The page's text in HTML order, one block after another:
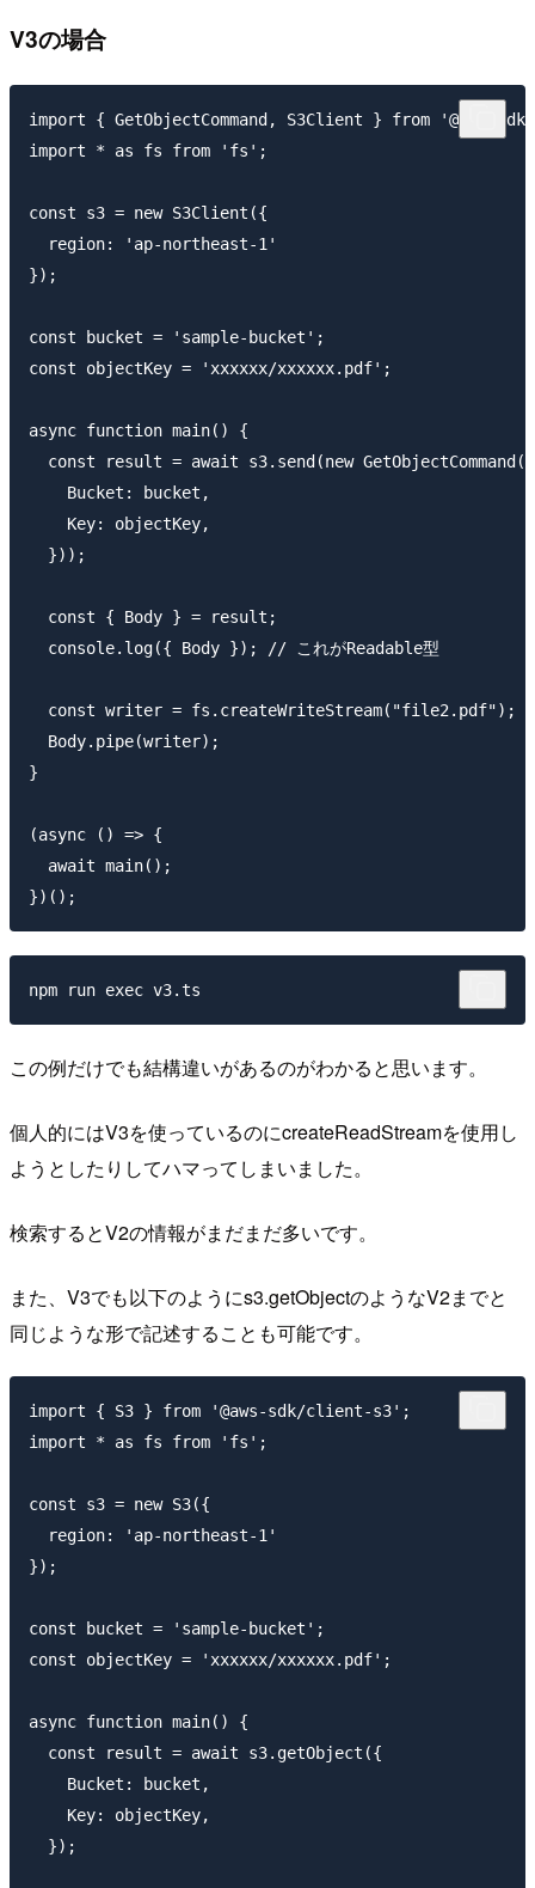
V3の場合
import { GetObjectCommand, S3Client } from '@aws-
import * as fs from 'fs';
const s3 = new S3Client({
  region: 'ap-northeast-1'
});
const bucket = 'sample-bucket';
const objectKey = 'xxxxxx/xxxxxx.pdf';
async function main() {
  const result = await s3.send(new GetObjectCommand({
    Bucket: bucket,
    Key: objectKey,
  }));
  const { Body } = result;
  console.log({ Body }); // これがReadable型
  const writer = fs.createWriteStream("file2.pdf");
  Body.pipe(writer);
}
(async () => {
  await main();
この例だけでも結構違いがあるのがわかると思います。
個人的にはV3を使っているのにcreateReadStreamを使用し
ようとしたりしてハマってしまいました。
検索するとV2の情報がまだまだ多いです。
また、V3でも以下のようにs3.getObjectのようなV2までと
同じような形で記述することも可能です。
import { S3 } from '@aws-sdk/client-s3';
import * as fs from 'fs';
const s3 = new S3({
  region: 'ap-northeast-1'
});
const bucket = 'sample-bucket';
const objectKey = 'xxxxxx/xxxxxx.pdf';
async function main() {
  const result = await s3.getObject({
    Bucket: bucket,
    Key: objectKey,
  });